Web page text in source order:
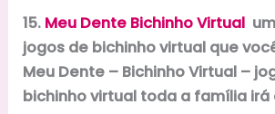
15. Meu Dente Bichinho Virtual
jogos de bichinho virtual que
Meu Dente – Bichinho Virtual –
bichinho virtual toda a família